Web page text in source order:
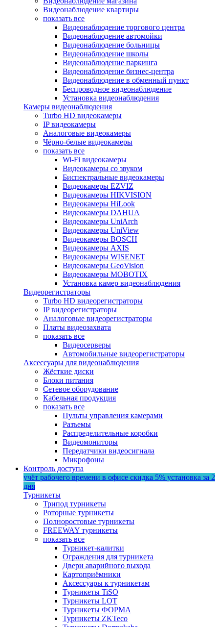
Видеонаблюдение квартиры
показать все
Видеонаблюдение торгового центра
Видеонаблюдение автомойки
Видеонаблюдение больницы
Видеонаблюдение школы
Видеонаблюдение паркинга
Видеонаблюдение бизнес-центра
Видеонаблюдение в обменный пункт
Беспроводное видеонаблюдение
Установка видеонаблюдения
Камеры видеонаблюдения
Turbo HD видеокамеры
IP видеокамеры
Аналоговые видеокамеры
Чёрно-белые видеокамеры
показать все
Wi-Fi видеокамеры
Видеокамеры со звуком
Биспектральные видеокамеры
Видеокамеры EZVIZ
Видеокамеры HIKVISION
Видеокамеры HiLook
Видеокамеры DAHUA
Видеокамеры UniArch
Видеокамеры UniView
Видеокамеры BOSCH
Видеокамеры AXIS
Видеокамеры WISENET
Видеокамеры GeoVision
Видеокамеры MOBOTIX
Установка камер видеонаблюдения
Видеорегистраторы
Turbo HD видеорегистраторы
IP видеорегистраторы
Аналоговые видеорегистраторы
Платы видеозахвата
показать все
Видеосерверы
Автомобильные видеорегистраторы
Аксессуары для видеонаблюдения
Жёсткие диски
Блоки питания
Сетевое оборудование
Кабельная продукция
показать все
Пульты управления камерами
Разъемы
Распределительные коробки
Видеомониторы
Передатчики видеосигнала
Микрофоны
Контроль доступа
учёт рабочего времени в офисе скидка 5% установка за 2
дня
Турникеты
Трипод турникеты
Роторные турникеты
Полноростовые турникеты
FREEWAY турникеты
показать все
Турникет-калитки
Ограждения для турникета
Двери аварийного выхода
Картоприёмники
Аксессуары к турникетам
Турникеты TiSO
Турникеты LOT
Турникеты ФОРМА
Турникеты ZKTeco